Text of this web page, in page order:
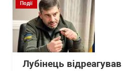
Події
Лубінець